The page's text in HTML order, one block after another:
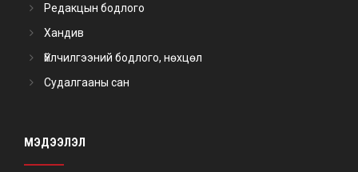
Редакцын бодлого
Хандив
Үйлчилгээний бодлого, нөхцөл
Судалгааны сан
МЭДЭЭЛЭЛ